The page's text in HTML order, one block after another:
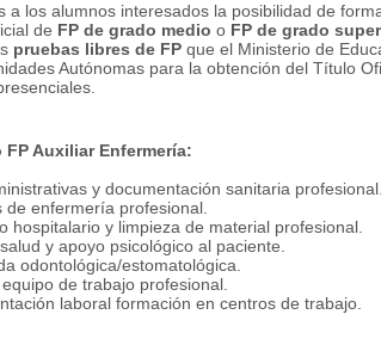
a los alumnos interesados la posibilidad de
de FP de grado medio o FP de grado
pruebas libres de FP que el Ministerio de
Autónomas para la obtención del Título
Auxiliar Enfermería:
y documentación sanitaria profesional.
de enfermería profesional.
hospitalario y limpieza de material profesional.
y apoyo psicológico al paciente.
odontológica/estomatológica.
de trabajo profesional.
laboral formación en centros de trabajo.